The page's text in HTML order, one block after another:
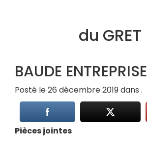
du GRET
BAUDE ENTREPRISE
Posté le 26 décembre 2019 dans .
Pièces jointes